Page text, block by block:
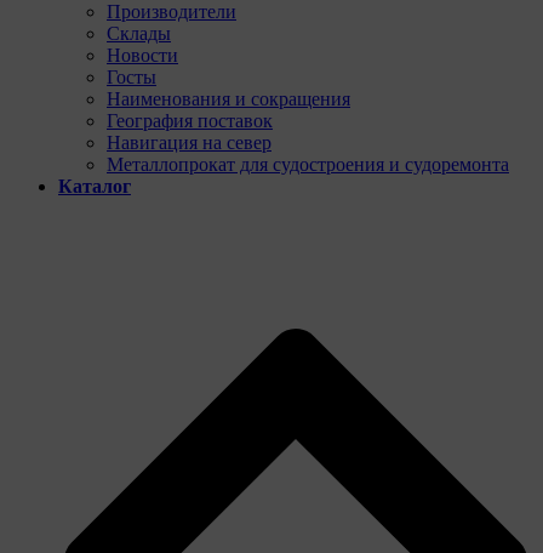
Производители
Склады
Новости
Госты
Наименования и сокращения
География поставок
Навигация на север
Металлопрокат для судостроения и судоремонта
Каталог